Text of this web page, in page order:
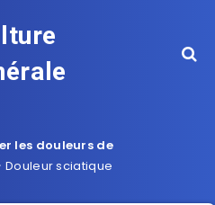
les douleurs de
Douleur sciatique